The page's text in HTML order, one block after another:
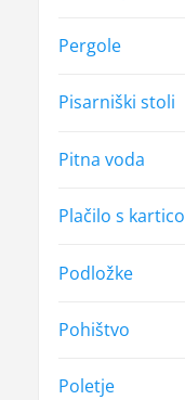
Pergole
Pisarniški stoli
Pitna voda
Plačilo s kartico
Podložke
Pohištvo
Poletje